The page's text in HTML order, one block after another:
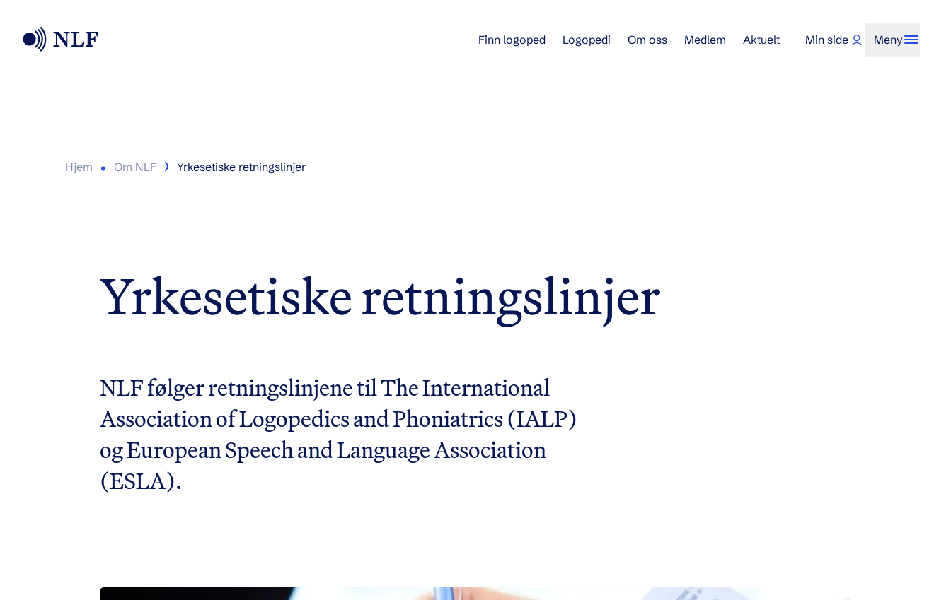
Finn logoped Logopedi Om oss Medlem Aktuelt Min side Meny
Hjem Om NLF Yrkesetiske retningslinjer
Yrkesetiske retningslinjer
NLF følger retningslinjene til The International
Association of Logopedics and Phoniatrics (IALP)
og European Speech and Language Association
(ESLA).